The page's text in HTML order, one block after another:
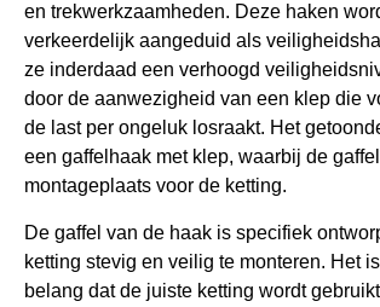
en trekwerkzaamheden. Deze haken
verkeerdelijk aangeduid als
ze inderdaad een verhoogd
door de aanwezigheid van een klep die
de last per ongeluk losraakt. Het
een gaffelhaak met klep, waarbij de
montageplaats voor de ketting.
De gaffel van de haak is specifiek
ketting stevig en veilig te monteren. Het
belang dat de juiste ketting wordt